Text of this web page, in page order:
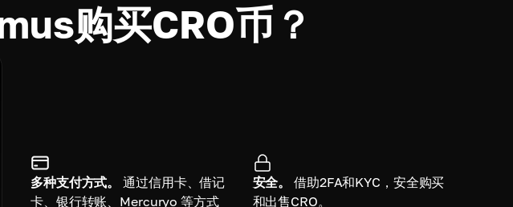
购买CRO币？
多种支付方式。
通过信用卡、借记
卡、银行转账、Mercuryo 等方式
安全。
借助2FA和KYC，安全购买
和出售CRO。